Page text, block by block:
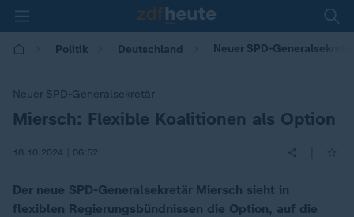
Politik Deutschland Neuer SPD-
Neuer SPD-Generalsekretär
:Miersch: Flexible Koalitionen als Option
18.10.2024 | 06:52
Der neue SPD-Generalsekretär Miersch sieht in
flexiblen Regierungsbündnissen die Option, auf die